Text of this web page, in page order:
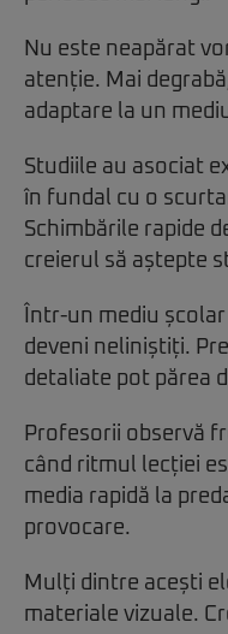
Nu este neapărat
atenție. Mai
adaptare la un
Studiile au asociat
în fundal cu o
Schimbările rapide
creierul să aștepte
Într-un mediu
deveni neliniștiți.
detaliate pot părea
Profesorii observă
când ritmul lecției
media rapidă la
provocare.
Mulți dintre acești
materiale vizuale.